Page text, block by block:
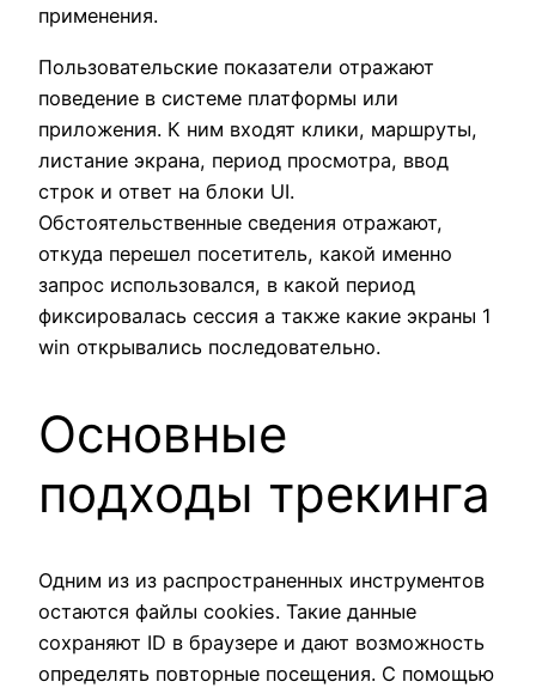
применения.
Пользовательские показатели отражают
поведение в системе платформы или
приложения. К ним входят клики, маршруты,
листание экрана, период просмотра, ввод
строк и ответ на блоки UI.
Обстоятельственные сведения отражают,
откуда перешел посетитель, какой именно
запрос использовался, в какой период
фиксировалась сессия а также какие экраны 1
win открывались последовательно.
Основные
подходы трекинга
Одним из из распространенных инструментов
остаются файлы cookies. Такие данные
сохраняют ID в браузере и дают возможность
определять повторные посещения. С помощью